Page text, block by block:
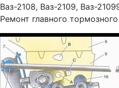
Ваз-2108, Ваз-2109, Ваз-
Ремонт главного